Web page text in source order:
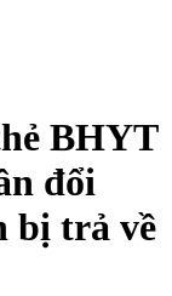
BHYT
đổi
bị trả về